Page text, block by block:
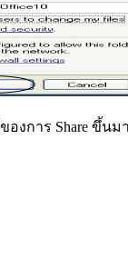
งการ Share ขึ้นม